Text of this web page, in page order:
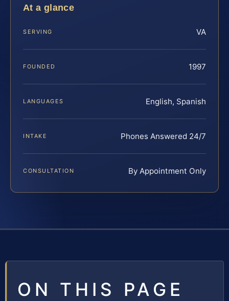
At a glance
SERVING VA
FOUNDED 1997
LANGUAGES English, Spanish
INTAKE Phones Answered 24/7
CONSULTATION By Appointment Only
ON THIS PAGE